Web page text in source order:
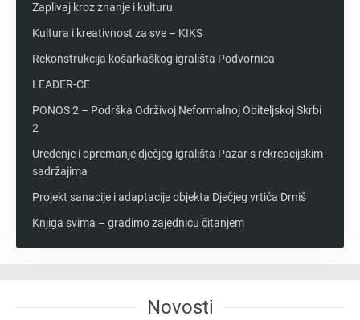
Zaplivaj kroz znanje i kulturu
Kultura i kreativnost za sve – KIKS
Rekonstrukcija košarkaškog igrališta Podvornica
LEADER-CE
PONOS 2 – Podrška Održivoj Neformalnoj Obiteljskoj Skrbi
2
Uređenje i opremanje dječjeg igrališta Pazar s rekreacijskim
sadržajima
Projekt sanacije i adaptacije objekta Dječjeg vrtića Drniš
Knjiga svima – gradimo zajednicu čitanjem
Novosti